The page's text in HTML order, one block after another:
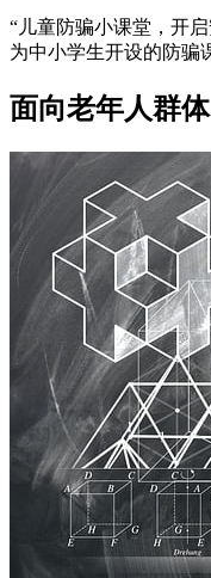
“儿童防骗小课堂，开
为中小学生开设的防骗
面向老年人群体